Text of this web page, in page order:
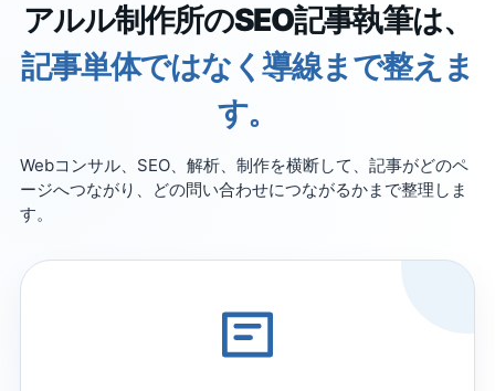
アルル制作所のSEO記事執筆は、
記事単体ではなく導線まで整えま
す。
Webコンサル、SEO、解析、制作を横断して、記事がどのペ
ージへつながり、どの問い合わせにつながるかまで整理しま
す。